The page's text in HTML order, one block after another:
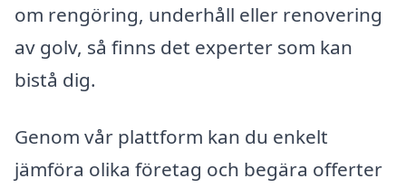
om rengöring, underhåll eller renovering
av golv, så finns det experter som kan
bistå dig.
Genom vår plattform kan du enkelt
jämföra olika företag och begära offerter